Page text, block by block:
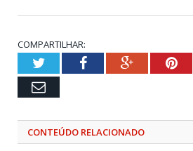
COMPARTILHAR:
TwitterFacebookGoogle+
Email
CONTEÚDO RELACIONADO